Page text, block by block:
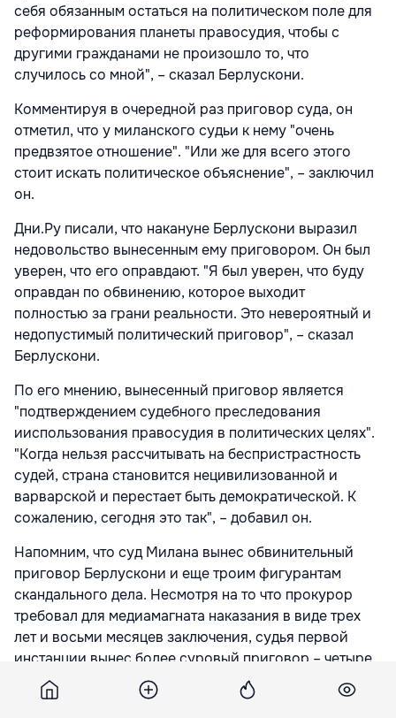
себя обязанным остаться на политическом поле для
реформирования планеты правосудия, чтобы с
другими гражданами не произошло то, что
случилось со мной", – сказал Берлускони.
Комментируя в очередной раз приговор суда, он
отметил, что у миланского судьи к нему "очень
предвзятое отношение". "Или же для всего этого
стоит искать политическое объяснение", – заключил
он.
Дни.Ру писали, что накануне Берлускони выразил
недовольство вынесенным ему приговором. Он был
уверен, что его оправдают. "Я был уверен, что буду
оправдан по обвинению, которое выходит
полностью за грани реальности. Это невероятный и
недопустимый политический приговор", – сказал
Берлускони.
По его мнению, вынесенный приговор является
"подтверждением судебного преследования
ииспользования правосудия в политических целях".
"Когда нельзя рассчитывать на беспристрастность
судей, страна становится нецивилизованной и
варварской и перестает быть демократической. К
сожалению, сегодня это так", – добавил он.
Напомним, что суд Милана вынес обвинительный
приговор Берлускони и еще троим фигурантам
скандального дела. Несмотря на то что прокурор
требовал для медиамагната наказания в виде трех
лет и восьми месяцев заключения, судья первой
инстанции вынес более суровый приговор – четыре
года тюрьмы, а такжезапрет в течение трех лет
занимать государственные должности.